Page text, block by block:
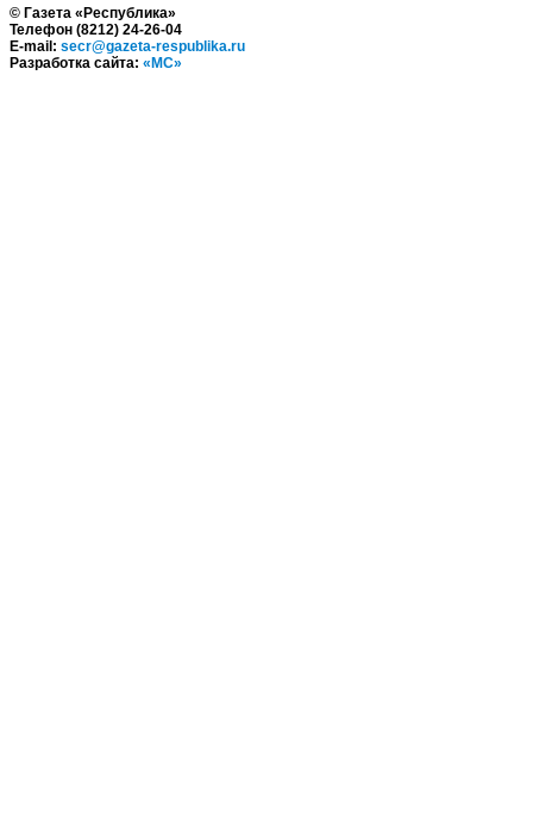
© Газета «Республика»
Телефон (8212) 24-26-04
E-mail: secr@gazeta-respublika.ru
Разработка сайта: «МС»